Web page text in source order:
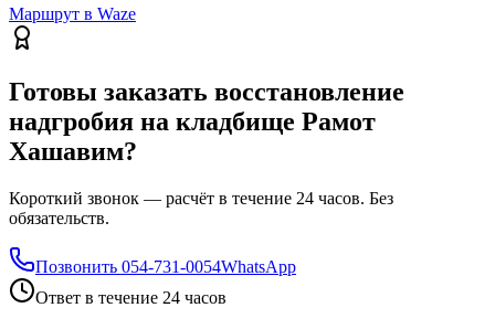
Маршрут в Waze
Готовы заказать восстановление
надгробия на кладбище Рамот
Хашавим?
Короткий звонок — расчёт в течение 24 часов. Без
обязательств.
Позвонить 054-731-0054WhatsApp
Ответ в течение 24 часов